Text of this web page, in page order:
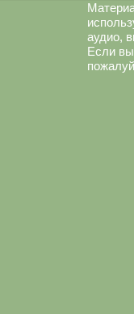
аудио,
Если вы